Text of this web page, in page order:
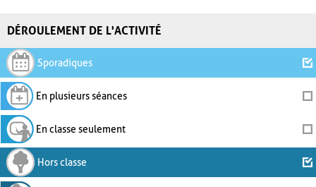
DÉROULEMENT DE L'ACTIVITÉ
Sporadiques
En plusieurs séances
En classe seulement
Hors classe